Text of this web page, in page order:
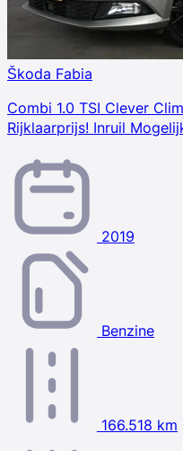
Škoda Fabia
Combi 1.0 TSI Clever
Rijklaarprijs! Inruil
2019
Benzine
166.518 km